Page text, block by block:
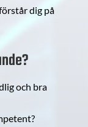
dig på
och bra